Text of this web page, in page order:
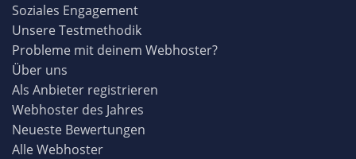
Soziales Engagement
Unsere Testmethodik
Probleme mit deinem Webhoster?
Über uns
Als Anbieter registrieren
Webhoster des Jahres
Neueste Bewertungen
Alle Webhoster